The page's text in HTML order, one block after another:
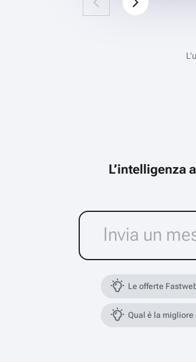
L’intelligenza
Le offerte
Qual è la migliore